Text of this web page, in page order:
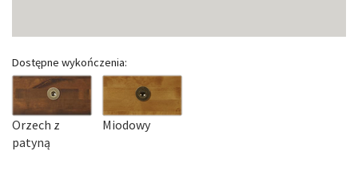
Dostępne wykończenia:
Orzech z
patyną
Miodowy